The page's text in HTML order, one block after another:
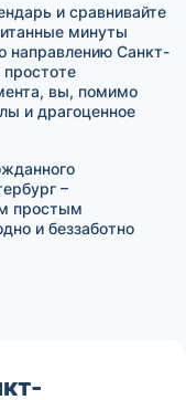
и сравнивайте
минуты
направлению Санкт-
простоте
вы, помимо
и драгоценное
–
простым
и беззаботно